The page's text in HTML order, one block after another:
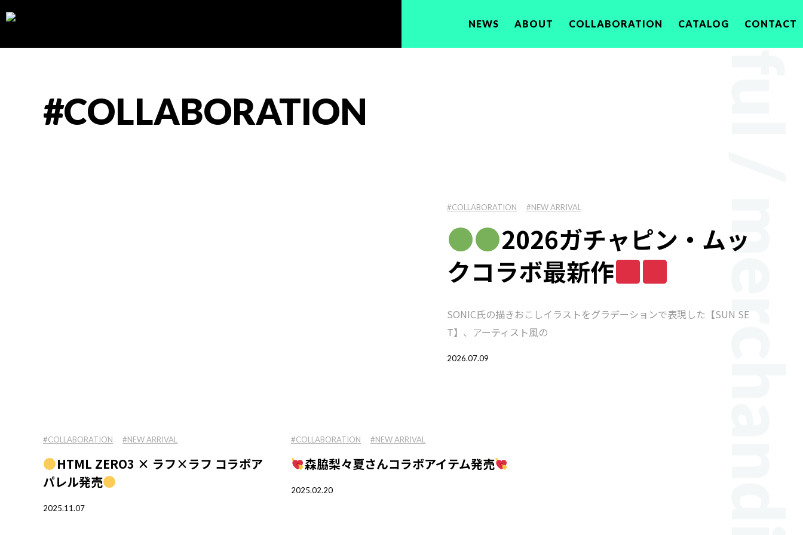
NEWS ABOUT COLLABORATION CATALOG CONTACT
#COLLABORATION
#COLLABORATION #NEW ARRIVAL
2026ガチャピン・ムッ
クコラボ最新作
SONIC氏の描きおこしイラストをグラデーションで表現した【SUN SE
T】、アーティスト風の
2026.07.09
#COLLABORATION #NEW ARRIVAL
HTML ZERO3 × ラフ×ラフ コラボア
パレル発売
2025.11.07
#COLLABORATION #NEW ARRIVAL
森脇梨々夏さんコラボアイテム発売
2025.02.20